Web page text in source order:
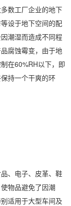
数工厂企业的地下
设于地下空间的配
潮湿而造成不同程
腐蚀霉变，由于地
在60%RH以下，即
持一个干爽的环
、电子、皮革、鞋
物品避免了因潮
适用于大型车间及